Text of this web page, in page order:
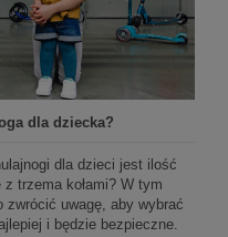
dla dziecka?
dla dzieci jest ilość
z trzema kołami? W tym
uwagę, aby wybrać
i będzie bezpieczne.